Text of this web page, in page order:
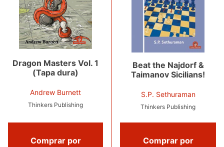
Dragon Masters Vol. 1
(Tapa dura)
Andrew Burnett
Thinkers Publishing
Comprar por
Beat the Najdorf &
Taimanov Sicilians!
S.P. Sethuraman
Thinkers Publishing
Comprar por